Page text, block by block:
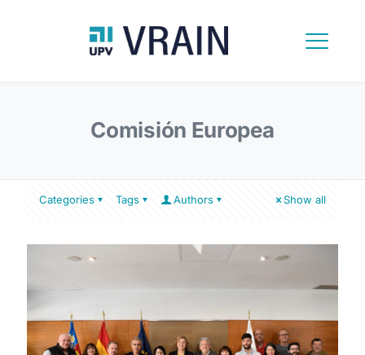
Comisión Europea
Categories Tags Authors Show all